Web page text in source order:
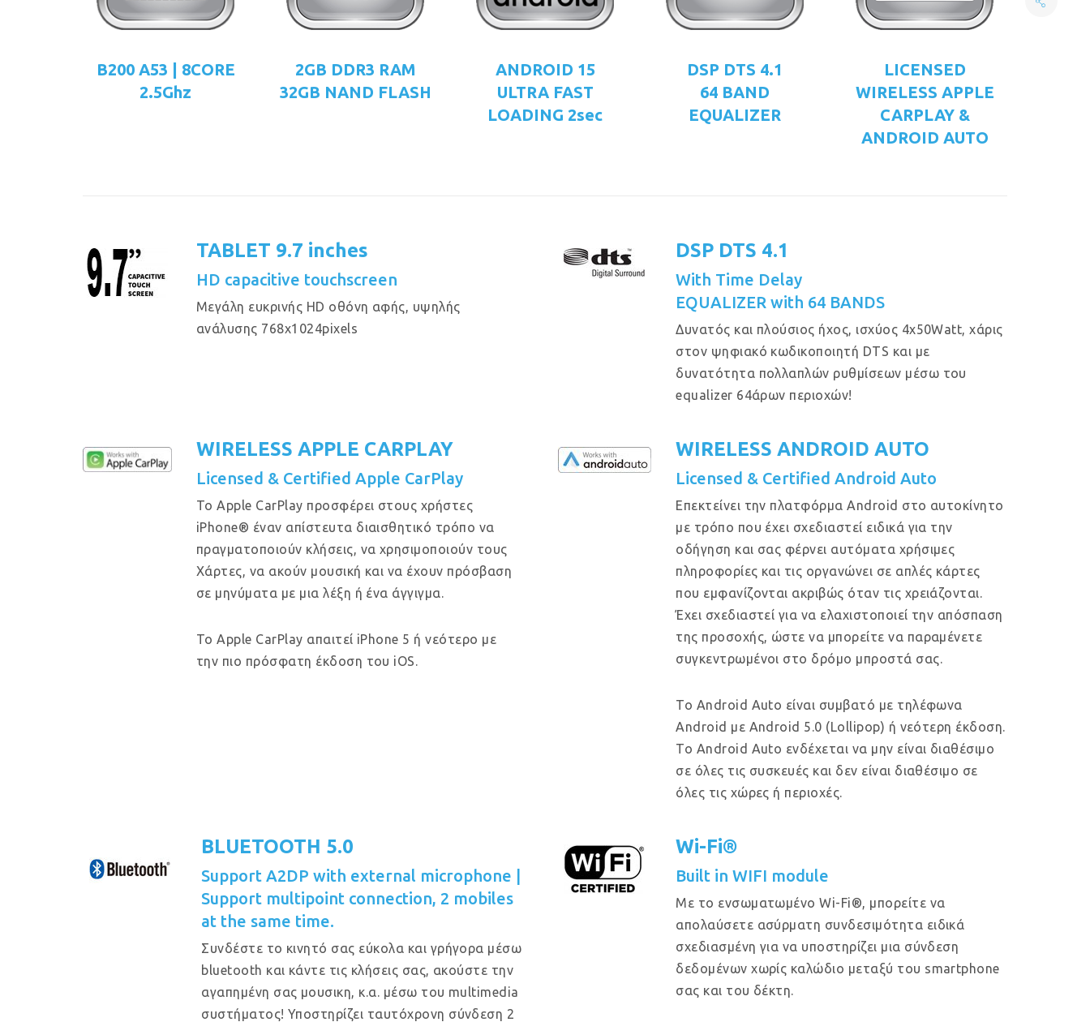
B200 A53 | 8CORE
2.5Ghz
2GB DDR3 RAM
32GB NAND FLASH
ANDROID 15
ULTRA FAST
LOADING 2sec
DSP DTS 4.1
64 BAND
EQUALIZER
LICENSED
WIRELESS APPLE
CARPLAY &
ANDROID AUTO
TABLET 9.7 inches
HD capacitive touchscreen
Μεγάλη ευκρινής HD οθόνη αφής, υψηλής
ανάλυσης 768x1024pixels
DSP DTS 4.1
With Time Delay
EQUALIZER with 64 BANDS
Δυνατός και πλούσιος ήχος, ισχύος 4x50Watt, χάρις
στον ψηφιακό κωδικοποιητή DTS και με
δυνατότητα πολλαπλών ρυθμίσεων μέσω του
equalizer 64άρων περιοχών!
WIRELESS APPLE CARPLAY
Licensed & Certified Apple CarPlay
Το Apple CarPlay προσφέρει στους χρήστες
iPhone® έναν απίστευτα διαισθητικό τρόπο να
πραγματοποιούν κλήσεις, να χρησιμοποιούν τους
Χάρτες, να ακούν μουσική και να έχουν πρόσβαση
σε μηνύματα με μια λέξη ή ένα άγγιγμα.
Το Apple CarPlay απαιτεί iPhone 5 ή νεότερο με
την πιο πρόσφατη έκδοση του iOS.
WIRELESS ANDROID AUTO
Licensed & Certified Android Auto
Επεκτείνει την πλατφόρμα Android στο αυτοκίνητο
με τρόπο που έχει σχεδιαστεί ειδικά για την
οδήγηση και σας φέρνει αυτόματα χρήσιμες
πληροφορίες και τις οργανώνει σε απλές κάρτες
που εμφανίζονται ακριβώς όταν τις χρειάζονται.
Έχει σχεδιαστεί για να ελαχιστοποιεί την απόσπαση
της προσοχής, ώστε να μπορείτε να παραμένετε
συγκεντρωμένοι στο δρόμο μπροστά σας.
Το Android Auto είναι συμβατό με τηλέφωνα
Android με Android 5.0 (Lollipop) ή νεότερη έκδοση.
Το Android Auto ενδέχεται να μην είναι διαθέσιμο
σε όλες τις συσκευές και δεν είναι διαθέσιμο σε
όλες τις χώρες ή περιοχές.
BLUETOOTH 5.0
Support A2DP with external microphone |
Support multipoint connection, 2 mobiles
at the same time.
Συνδέστε το κινητό σας εύκολα και γρήγορα μέσω
bluetooth και κάντε τις κλήσεις σας, ακούστε την
αγαπημένη σας μουσικη, κ.α. μέσω του multimedia
συστήματος! Υποστηρίζει ταυτόχρονη σύνδεση 2
Wi-Fi®
Built in WIFI module
Με το ενσωματωμένο Wi-Fi®, μπορείτε να
απολαύσετε ασύρματη συνδεσιμότητα ειδικά
σχεδιασμένη για να υποστηρίζει μια σύνδεση
δεδομένων χωρίς καλώδιο μεταξύ του smartphone
σας και του δέκτη.